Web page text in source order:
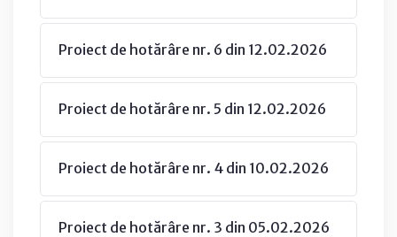
Proiect de hotărâre nr. 6 din 12.02.2026
Proiect de hotărâre nr. 5 din 12.02.2026
Proiect de hotărâre nr. 4 din 10.02.2026
Proiect de hotărâre nr. 3 din 05.02.2026